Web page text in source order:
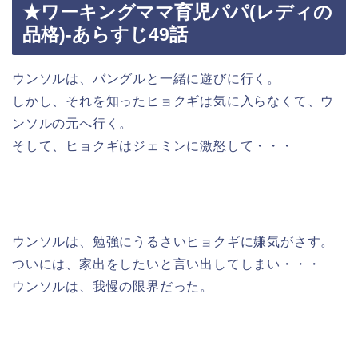
★ワーキングママ育児パパ(レディの
品格)-あらすじ49話
ウンソルは、バングルと一緒に遊びに行く。
しかし、それを知ったヒョクギは気に入らなくて、ウ
ンソルの元へ行く。
そして、ヒョクギはジェミンに激怒して・・・
ウンソルは、勉強にうるさいヒョクギに嫌気がさす。
ついには、家出をしたいと言い出してしまい・・・
ウンソルは、我慢の限界だった。